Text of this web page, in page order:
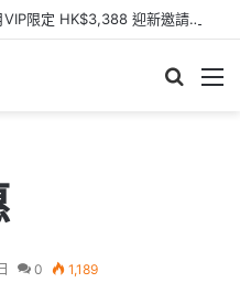
【老虎證券開戶優惠2026】8月VIP限定 HK$3,388 迎新邀請碼【KQQXXB】- Tiger Brokers 迎新優惠
Search
0 1,189